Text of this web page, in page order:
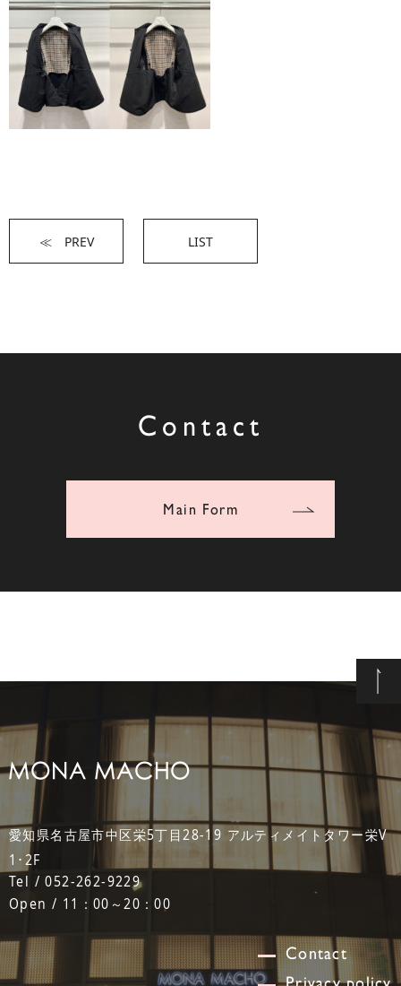
≪ PREV LIST
Contact
Main Form
愛知県名古屋市中区栄5丁目28-19 アルティメイトタワー栄V
1･2F
Tel / 052-262-9229
Open / 11：00～20：00
Contact